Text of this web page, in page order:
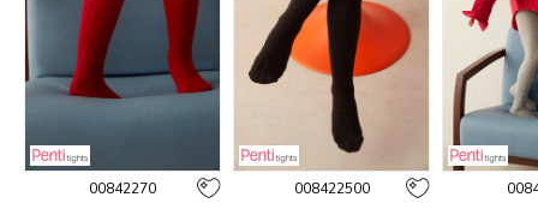
00842270 008422500